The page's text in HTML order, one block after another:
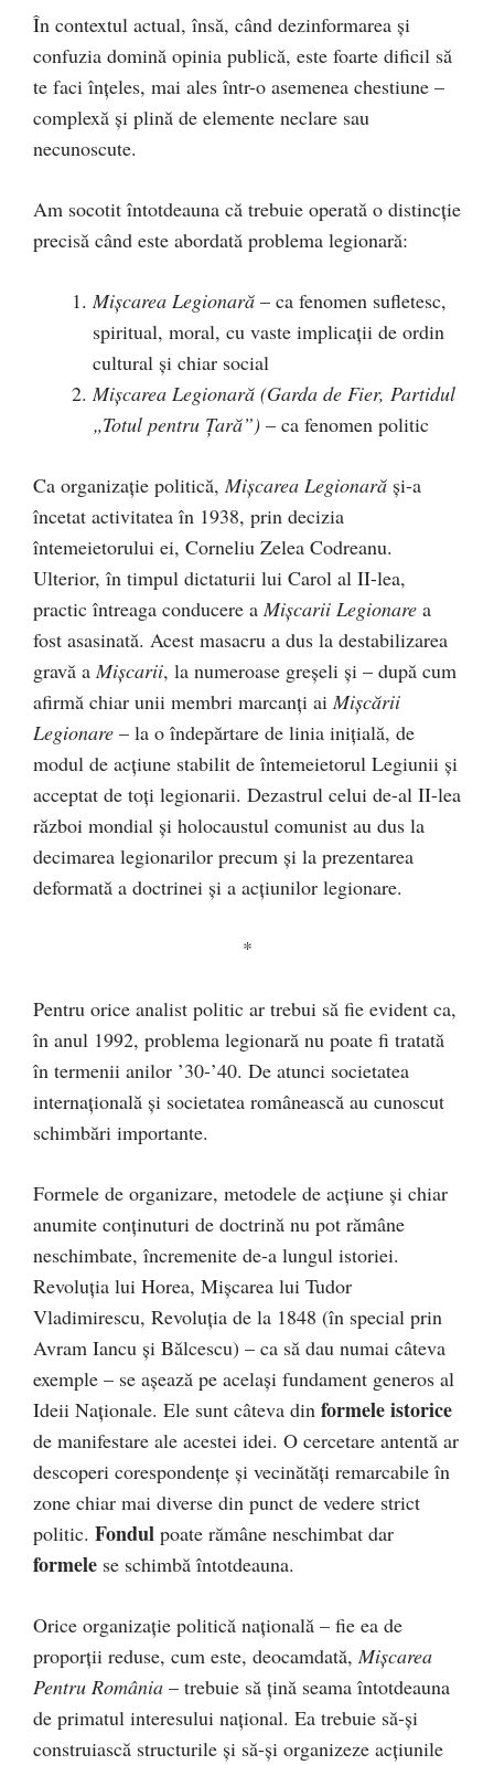
În contextul actual, însă, când dezinformarea și
confuzia domină opinia publică, este foarte dificil să
te faci înțeles, mai ales într-o asemenea chestiune –
complexă și plină de elemente neclare sau
necunoscute.
Am socotit întotdeauna că trebuie operată o distincție
precisă când este abordată problema legionară:
Mișcarea Legionară – ca fenomen sufletesc,
spiritual, moral, cu vaste implicații de ordin
cultural și chiar social
Mișcarea Legionară (Garda de Fier, Partidul
„Totul pentru Țară”) – ca fenomen politic
Ca organizație politică, Mișcarea Legionară și-a
încetat activitatea în 1938, prin decizia
întemeietorului ei, Corneliu Zelea Codreanu.
Ulterior, în timpul dictaturii lui Carol al II-lea,
practic întreaga conducere a Mișcarii Legionare a
fost asasinată. Acest masacru a dus la destabilizarea
gravă a Mișcarii, la numeroase greșeli și – după cum
afirmă chiar unii membri marcanți ai Mișcării
Legionare – la o îndepărtare de linia inițială, de
modul de acțiune stabilit de întemeietorul Legiunii și
acceptat de toți legionarii. Dezastrul celui de-al II-lea
război mondial și holocaustul comunist au dus la
decimarea legionarilor precum și la prezentarea
deformată a doctrinei și a acțiunilor legionare.
*
Pentru orice analist politic ar trebui să fie evident ca,
în anul 1992, problema legionară nu poate fi tratată
în termenii anilor ’30-’40. De atunci societatea
internațională și societatea românească au cunoscut
schimbări importante.
Formele de organizare, metodele de acțiune și chiar
anumite conținuturi de doctrină nu pot rămâne
neschimbate, încremenite de-a lungul istoriei.
Revoluția lui Horea, Mișcarea lui Tudor
Vladimirescu, Revoluția de la 1848 (în special prin
Avram Iancu și Bălcescu) – ca să dau numai câteva
exemple – se așează pe același fundament generos al
Ideii Naționale. Ele sunt câteva din formele istorice
de manifestare ale acestei idei. O cercetare antentă ar
descoperi corespondențe și vecinătăți remarcabile în
zone chiar mai diverse din punct de vedere strict
politic. Fondul poate rămâne neschimbat dar
formele se schimbă întotdeauna.
Orice organizație politică națională – fie ea de
proporții reduse, cum este, deocamdată, Mișcarea
Pentru România – trebuie să țină seama întotdeauna
de primatul interesului național. Ea trebuie să-și
construiască structurile și să-și organizeze acțiunile